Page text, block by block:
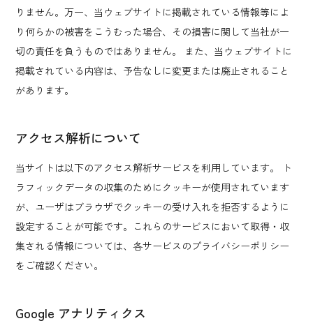
りません。万一、当ウェブサイトに掲載されている情報等によ
り何らかの被害をこうむった場合、その損害に関して当社が一
切の責任を負うものではありません。 また、当ウェブサイトに
掲載されている内容は、予告なしに変更または廃止されること
があります。
アクセス解析について
当サイトは以下のアクセス解析サービスを利用しています。 ト
ラフィックデータの収集のためにクッキーが使用されています
が、ユーザはブラウザでクッキーの受け入れを拒否するように
設定することが可能です。これらのサービスにおいて取得・収
集される情報については、各サービスのプライバシーポリシー
をご確認ください。
Google アナリティクス